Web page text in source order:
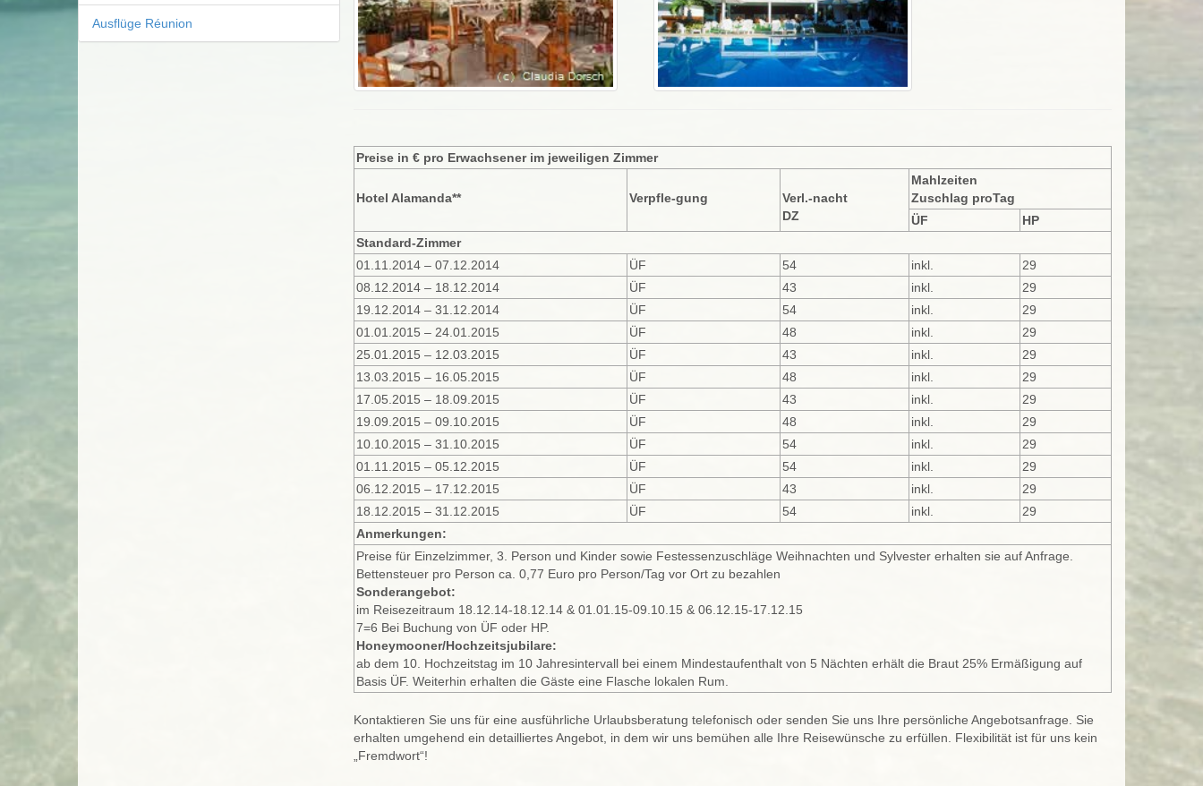
Ausflüge Réunion
Preise in € pro Erwachsener im jeweiligen Zimmer
Hotel Alamanda** Verpfle-gung
Verl.-nacht
DZ
Mahlzeiten
Zuschlag proTag
ÜF
HP
Standard-Zimmer
01.11.2014 – 07.12.2014
ÜF 54 inkl.
29
08.12.2014 – 18.12.2014
ÜF 43 inkl.
29
19.12.2014 – 31.12.2014
ÜF 54 inkl.
29
01.01.2015 – 24.01.2015
ÜF 48 inkl.
29
25.01.2015 – 12.03.2015
ÜF 43 inkl.
29
13.03.2015 – 16.05.2015
ÜF 48 inkl.
29
17.05.2015 – 18.09.2015
ÜF 43 inkl.
29
19.09.2015 – 09.10.2015
ÜF 48 inkl.
29
10.10.2015 – 31.10.2015
ÜF 54 inkl.
29
01.11.2015 – 05.12.2015
ÜF 54 inkl.
29
06.12.2015 – 17.12.2015
ÜF 43 inkl.
29
18.12.2015 – 31.12.2015
ÜF 54 inkl.
29
Anmerkungen:
Preise für Einzelzimmer, 3. Person und Kinder sowie Festessenzuschläge Weihnachten und Sylvester erhalten sie auf Anfrage.
Bettensteuer pro Person ca. 0,77 Euro pro Person/Tag vor Ort zu bezahlen
Sonderangebot:
im Reisezeitraum 18.12.14-18.12.14 & 01.01.15-09.10.15 & 06.12.15-17.12.15
7=6 Bei Buchung von ÜF oder HP.
Honeymooner/Hochzeitsjubilare:
ab dem 10. Hochzeitstag im 10 Jahresintervall bei einem Mindestaufenthalt von 5 Nächten erhält die Braut 25% Ermäßigung auf
Basis ÜF. Weiterhin erhalten die Gäste eine Flasche lokalen Rum.
Kontaktieren Sie uns für eine ausführliche Urlaubsberatung telefonisch oder senden Sie uns Ihre persönliche Angebotsanfrage. Sie
erhalten umgehend ein detailliertes Angebot, in dem wir uns bemühen alle Ihre Reisewünsche zu erfüllen. Flexibilität ist für uns kein
„Fremdwort“!